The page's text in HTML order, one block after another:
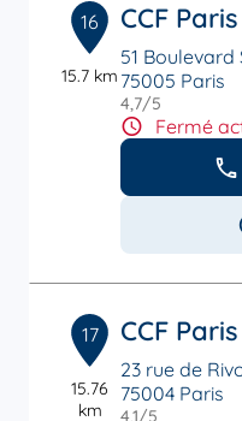
16
15.7 km
CCF
51 Boulevard
75005 Paris
4,7/5
Fermé
17
15.76
km
CCF
23 rue de
75004 Paris
4,1/5